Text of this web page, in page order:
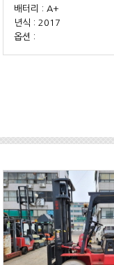
배터리 : A+
년식 : 2017
옵션 :